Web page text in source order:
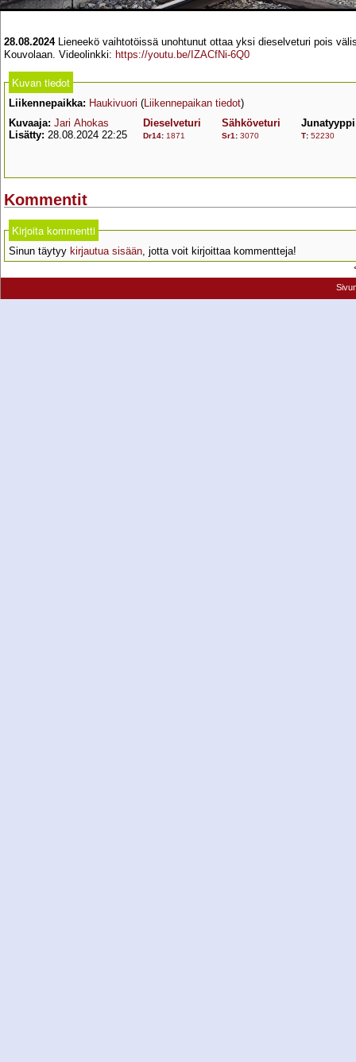
28.08.2024Lieneekö vaihtotöissä unohtunut ottaa yksi dieselveturi pois
Kouvolaan. Videolinkki: https://youtu.be/IZACfNi-6Q0
Kuvan tiedot
Liikennepaikka: Haukivuori (Liikennepaikan tiedot)
Kuvaaja: Jari Ahokas
Lisätty: 28.08.2024 22:25
Dieselveturi
Dr14: 1871
Sähköveturi
Sr1 : 3070
Junatyyppi
T: 52230
Kommentit
Kirjoita kommentti
Sinun täytyy kirjautua sisään , jotta voit kirjoittaa kommentteja!